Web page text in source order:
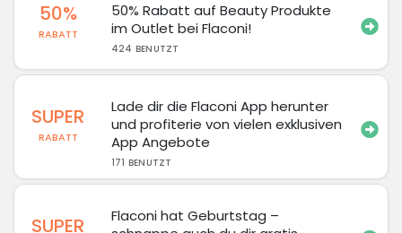
50%
RABATT
50% Rabatt auf Beauty Produkte
im Outlet bei Flaconi!
424 BENUTZT
SUPER
RABATT
Lade dir die Flaconi App herunter
und profiterie von vielen exklusiven
App Angebote
171 BENUTZT
SUPER
Flaconi hat Geburtstag –